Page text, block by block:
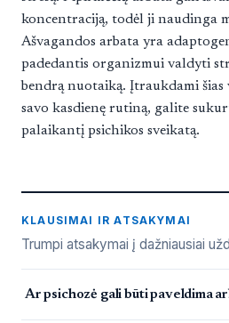
koncentraciją, todėl ji naudinga
Ašvagandos arbata yra
padedantis organizmui valdyti
bendrą nuotaiką. Įtraukdami šias
savo kasdienę rutiną, galite
palaikantį psichikos sveikatą.
KLAUSIMAI IR ATSAKYMAI
Trumpi atsakymai į dažniausiai
Ar psichozė gali būti paveldima